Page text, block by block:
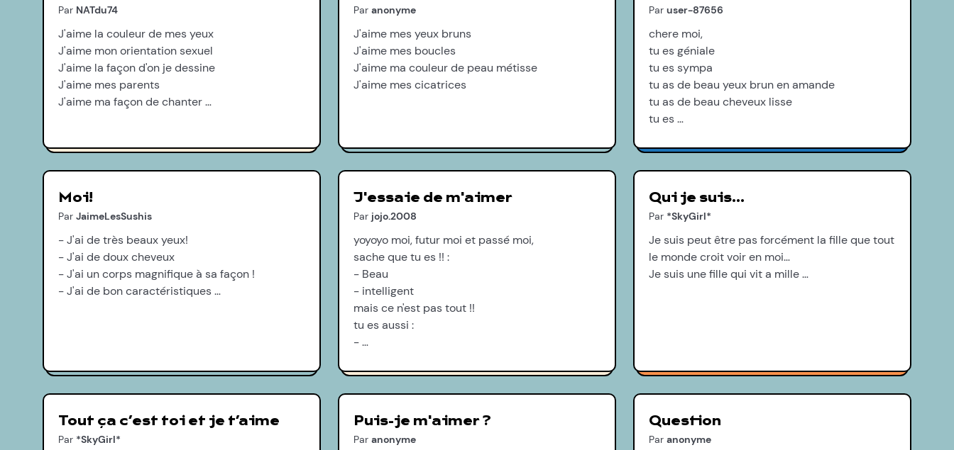
Par NATdu74
J'aime la couleur de mes yeux
J'aime mon orientation sexuel
J'aime la façon d'on je dessine
J'aime mes parents
J'aime ma façon de chanter …
Par anonyme
J'aime mes yeux bruns
J'aime mes boucles
J'aime ma couleur de peau métisse
J'aime mes cicatrices
Par user-87656
chere moi,
tu es géniale
tu es sympa
tu as de beau yeux brun en amande
tu as de beau cheveux lisse
tu es …
Moi!
Par JaimeLesSushis
- J'ai de très beaux yeux!
- J'ai de doux cheveux
- J'ai un corps magnifique à sa façon !
- J'ai de bon caractéristiques …
J'essaie de m'aimer
Par jojo.2008
yoyoyo moi, futur moi et passé moi,
sache que tu es !! :
- Beau
- intelligent
mais ce n'est pas tout !!
tu es aussi :
- …
Qui je suis…
Par *SkyGirl*
Je suis peut être pas forcément la fille que tout
le monde croit voir en moi…
Je suis une fille qui vit a mille …
Tout ça c’est toi et je t’aime
Par *SkyGirl*
Puis-je m'aimer ?
Par anonyme
Question
Par anonyme